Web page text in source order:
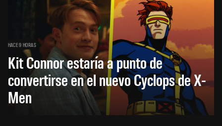
HACE 9 HORAS
Kit Connor estaría a punto de
convertirse en el nuevo Cyclops de X-
Men